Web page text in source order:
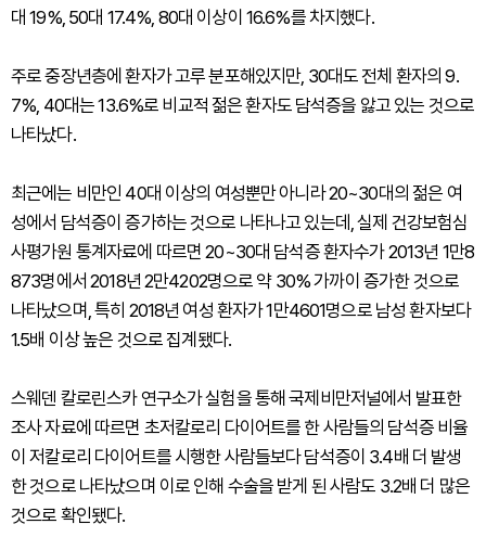
대 19%, 50대 17.4%, 80대 이상이 16.6%를 차지했다.
주로 중장년층에 환자가 고루 분포해있지만, 30대도 전체 환자의 9.
7%, 40대는 13.6%로 비교적 젊은 환자도 담석증을 앓고 있는 것으로
나타났다.
최근에는 비만인 40대 이상의 여성뿐만 아니라 20~30대의 젊은 여
성에서 담석증이 증가하는 것으로 나타나고 있는데, 실제 건강보험심
사평가원 통계자료에 따르면 20~30대 담석증 환자수가 2013년 1만8
873명에서 2018년 2만4202명으로 약 30% 가까이 증가한 것으로
나타났으며, 특히 2018년 여성 환자가 1만4601명으로 남성 환자보다
1.5배 이상 높은 것으로 집계됐다.
스웨덴 칼로린스카 연구소가 실험을 통해 국제비만저널에서 발표한
조사 자료에 따르면 초저칼로리 다이어트를 한 사람들의 담석증 비율
이 저칼로리 다이어트를 시행한 사람들보다 담석증이 3.4배 더 발생
한 것으로 나타났으며 이로 인해 수술을 받게 된 사람도 3.2배 더 많은
것으로 확인됐다.